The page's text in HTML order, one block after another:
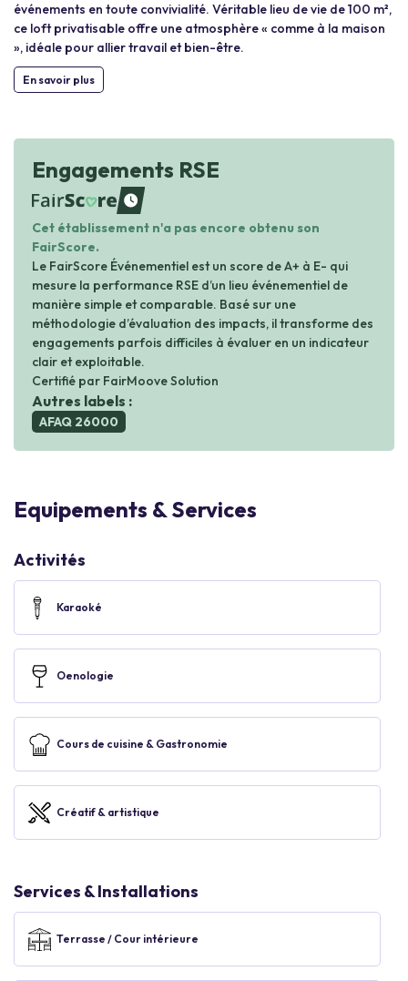
événements en toute convivialité. Véritable lieu de vie de 100 m²,
ce loft privatisable offre une atmosphère « comme à la maison
», idéale pour allier travail et bien-être.
En savoir plus
Engagements RSE
waiting
Cet établissement n'a pas encore obtenu son
FairScore.
Le FairScore Événementiel est un score de A+ à E- qui
mesure la performance RSE d’un lieu événementiel de
manière simple et comparable. Basé sur une
méthodologie d’évaluation des impacts, il transforme des
engagements parfois difficiles à évaluer en un indicateur
clair et exploitable.
Certifié par FairMoove Solution
Autres labels :
AFAQ 26000
Equipements & Services
Activités
Karaoké
Oenologie
Cours de cuisine & Gastronomie
Créatif & artistique
Services & Installations
Terrasse / Cour intérieure